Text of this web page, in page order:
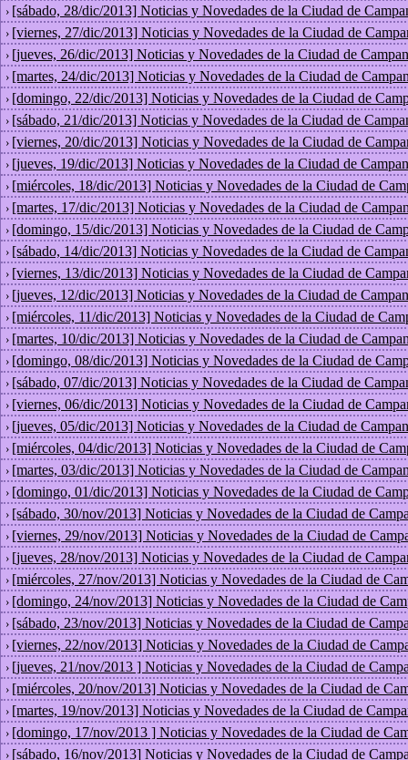
› [sábado, 28/dic/2013] Noticias y Novedades de la Ciudad de
› [viernes, 27/dic/2013] Noticias y Novedades de la Ciudad de
› [jueves, 26/dic/2013] Noticias y Novedades de la Ciudad de
› [martes, 24/dic/2013] Noticias y Novedades de la Ciudad de
› [domingo, 22/dic/2013] Noticias y Novedades de la Ciudad de
› [sábado, 21/dic/2013] Noticias y Novedades de la Ciudad de
› [viernes, 20/dic/2013] Noticias y Novedades de la Ciudad de
› [jueves, 19/dic/2013] Noticias y Novedades de la Ciudad de
› [miércoles, 18/dic/2013] Noticias y Novedades de la Ciudad de
› [martes, 17/dic/2013] Noticias y Novedades de la Ciudad de
› [domingo, 15/dic/2013] Noticias y Novedades de la Ciudad de
› [sábado, 14/dic/2013] Noticias y Novedades de la Ciudad de
› [viernes, 13/dic/2013] Noticias y Novedades de la Ciudad de
› [jueves, 12/dic/2013] Noticias y Novedades de la Ciudad de
› [miércoles, 11/dic/2013] Noticias y Novedades de la Ciudad de
› [martes, 10/dic/2013] Noticias y Novedades de la Ciudad de
› [domingo, 08/dic/2013] Noticias y Novedades de la Ciudad de
› [sábado, 07/dic/2013] Noticias y Novedades de la Ciudad de
› [viernes, 06/dic/2013] Noticias y Novedades de la Ciudad de
› [jueves, 05/dic/2013] Noticias y Novedades de la Ciudad de
› [miércoles, 04/dic/2013] Noticias y Novedades de la Ciudad de
› [martes, 03/dic/2013] Noticias y Novedades de la Ciudad de
› [domingo, 01/dic/2013] Noticias y Novedades de la Ciudad de
› [sábado, 30/nov/2013] Noticias y Novedades de la Ciudad de
› [viernes, 29/nov/2013] Noticias y Novedades de la Ciudad de
› [jueves, 28/nov/2013] Noticias y Novedades de la Ciudad de
› [miércoles, 27/nov/2013] Noticias y Novedades de la Ciudad de
› [domingo, 24/nov/2013] Noticias y Novedades de la Ciudad de
› [sábado, 23/nov/2013] Noticias y Novedades de la Ciudad de
› [viernes, 22/nov/2013] Noticias y Novedades de la Ciudad de
› [jueves, 21/nov/2013 ] Noticias y Novedades de la Ciudad de
› [miércoles, 20/nov/2013] Noticias y Novedades de la Ciudad de
› [martes, 19/nov/2013] Noticias y Novedades de la Ciudad de
› [domingo, 17/nov/2013 ] Noticias y Novedades de la Ciudad de
› [sábado, 16/nov/2013] Noticias y Novedades de la Ciudad de